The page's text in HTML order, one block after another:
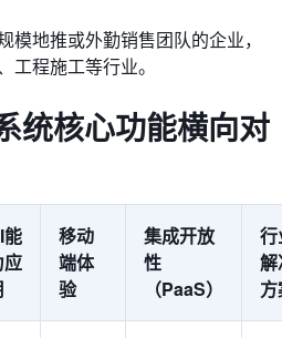
模地推或外勤销售团队的企业，
工程施工等行业。
统核心功能横向对
应
移动
端体
验
集成开放
性
（PaaS）
行
解